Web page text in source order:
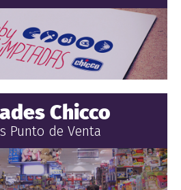
Chicco
Punto de Venta